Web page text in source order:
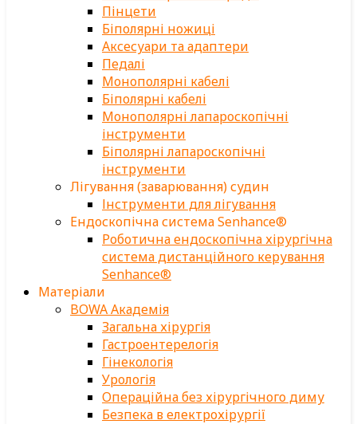
Пінцети
Біполярні ножиці
Аксесуари та адаптери
Педалі
Монополярні кабелі
Біполярні кабелі
Монополярні лапароскопічні
інструменти
Біполярні лапароскопічні
інструменти
Лігування (заварювання) судин
Інструменти для лігування
Ендоскопічна система Senhance®
Роботична ендоскопічна хірургічна
система дистанційного керування
Senhance®
Матеріали
BOWA Академія
Загальна хірургія
Гастроентерелогія
Гінекологія
Урологія
Операційна без хірургічного диму
Безпека в електрохірургії